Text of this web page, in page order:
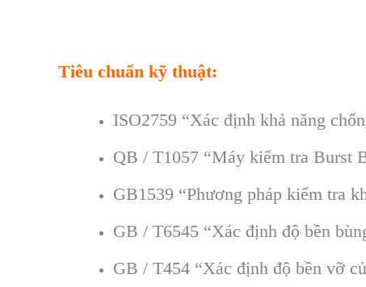
Tiêu chuẩn kỹ thuật:
ISO2759 “Xác định khả năng
QB / T1057 “Máy kiểm tra Burst
GB1539 “Phương pháp kiểm tra
GB / T6545 “Xác định độ bền
GB / T454 “Xác định độ bền vỡ